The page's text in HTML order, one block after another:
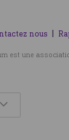
nous
est une